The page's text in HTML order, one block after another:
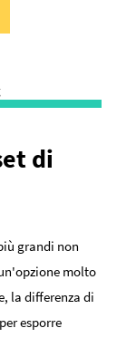
di
grandi non
molto
la differenza di
esporre